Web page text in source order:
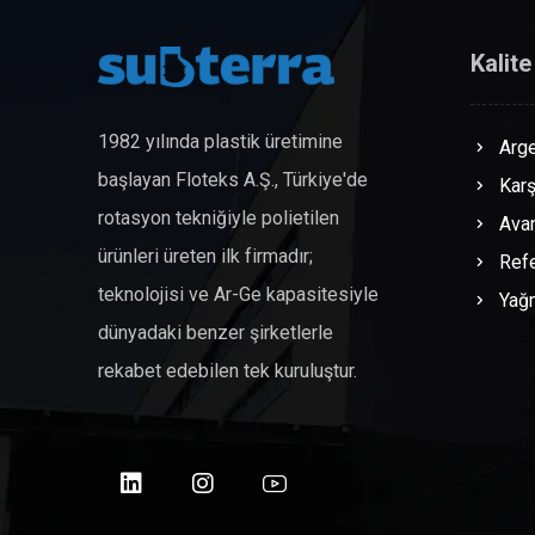
1982 yılında plastik üretimine
başlayan Floteks A.Ş., Türkiye'de
rotasyon tekniğiyle polietilen
ürünleri üreten ilk firmadır;
teknolojisi ve Ar-Ge kapasitesiyle
dünyadaki benzer şirketlerle
rekabet edebilen tek kuruluştur.
Kalite